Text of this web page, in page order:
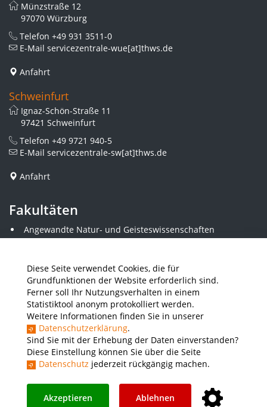
Diese Seite verwendet Cookies, die für
Grundfunktionen der Website erforderlich sind.
Ferner soll Ihr Nutzungsverhalten in einem
Statistiktool anonym protokolliert werden.
Weitere Informationen finden Sie in unserer
Datenschutzerklärung.
Sind Sie mit der Erhebung der Daten einverstanden?
Diese Einstellung können Sie über die Seite
Datenschutz jederzeit rückgängig machen.
Akzeptieren Ablehnen
Münzstraße 12
97070 Würzburg
Telefon +49 931 3511-0
E-Mail servicezentrale-wue[at]thws.de
Anfahrt
Schweinfurt
Ignaz-Schön-Straße 11
97421 Schweinfurt
Telefon +49 9721 940-5
E-Mail servicezentrale-sw[at]thws.de
Anfahrt
Fakultäten
Angewandte Natur- und Geisteswissenschaften
Angewandte Sozialwissenschaften
Elektrotechnik
Gestaltung
Informatik und Wirtschaftsinformatik
Kunststofftechnik und Vermessung
Maschinenbau
THWS Business School
Wirtschaftsingenieurwesen
Presse
Instagram YouTube LinkedIn